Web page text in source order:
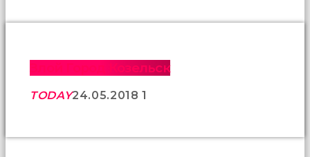
kızların
rahatlıyorlar
altyazılı
sikiş
Злой Город Козельск
TODAY24.05.2018 1